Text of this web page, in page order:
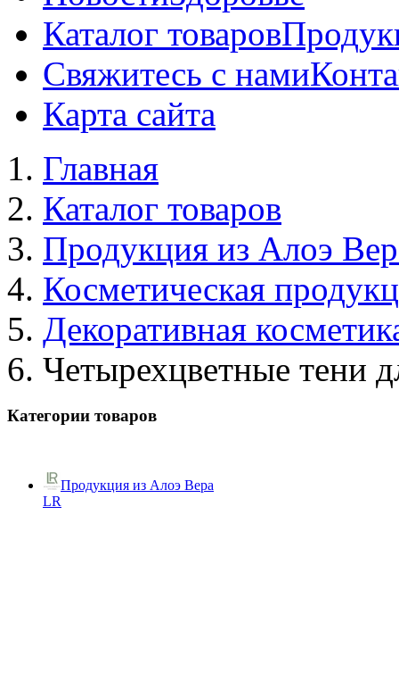
Каталог товаров
Свяжитесь с нами
Карта сайта
Главная
Каталог товаров
Продукция из Алоэ
Косметическая
Декоративная
Четырехцветные тени
Категории товаров
Продукция из Алоэ Вера
LR